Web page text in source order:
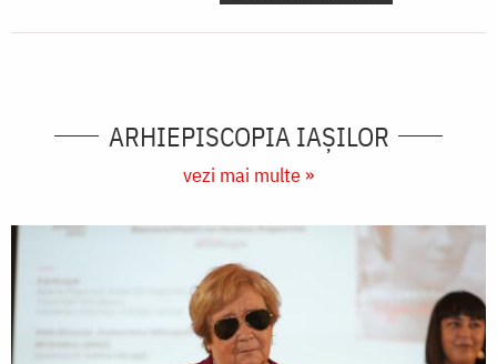
ARHIEPISCOPIA IAŞILOR
vezi mai multe »